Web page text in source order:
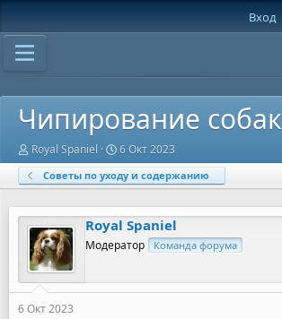
Вход
Чипирование собак
А
в
т
о
р
т
е
м
ы
Royal Spaniel
Д
а
т
а
н
а
ч
а
6 Окт 2023
Советы по уходу и содержанию
Royal Spaniel
Модератор Команда форума
6 Окт 2023